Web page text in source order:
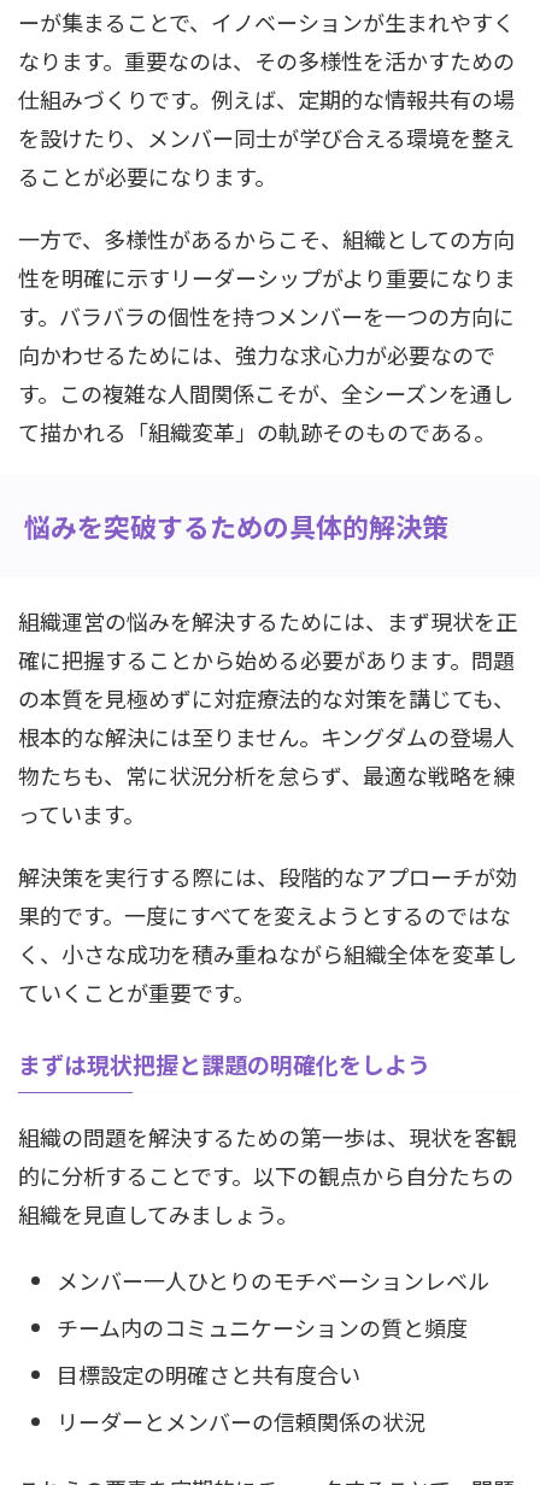
ーが集まることで、イノベーションが生まれやすく
なります。重要なのは、その多様性を活かすための
仕組みづくりです。例えば、定期的な情報共有の場
を設けたり、メンバー同士が学び合える環境を整え
ることが必要になります。
一方で、多様性があるからこそ、組織としての方向
性を明確に示すリーダーシップがより重要になりま
す。バラバラの個性を持つメンバーを一つの方向に
向かわせるためには、強力な求心力が必要なので
す。この複雑な人間関係こそが、全シーズンを通し
て描かれる「組織変革」の軌跡そのものである。
悩みを突破するための具体的解決策
組織運営の悩みを解決するためには、まず現状を正
確に把握することから始める必要があります。問題
の本質を見極めずに対症療法的な対策を講じても、
根本的な解決には至りません。キングダムの登場人
物たちも、常に状況分析を怠らず、最適な戦略を練
っています。
解決策を実行する際には、段階的なアプローチが効
果的です。一度にすべてを変えようとするのではな
く、小さな成功を積み重ねながら組織全体を変革し
ていくことが重要です。
まずは現状把握と課題の明確化をしよう
組織の問題を解決するための第一歩は、現状を客観
的に分析することです。以下の観点から自分たちの
組織を見直してみましょう。
メンバー一人ひとりのモチベーションレベル
チーム内のコミュニケーションの質と頻度
目標設定の明確さと共有度合い
リーダーとメンバーの信頼関係の状況